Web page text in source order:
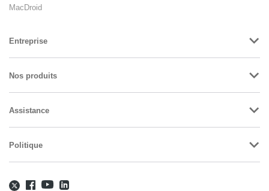
MacDroid
Entreprise
Nos produits
Assistance
Politique